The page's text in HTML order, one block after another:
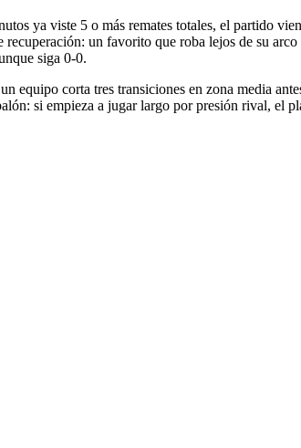
ya viste 5 o más remates totales, el partido
recuperación: un favorito que roba lejos de su
siga 0-0.
equipo corta tres transiciones en zona media
si empieza a jugar largo por presión rival, el